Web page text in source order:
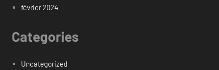
février 2024
Categories
Uncategorized